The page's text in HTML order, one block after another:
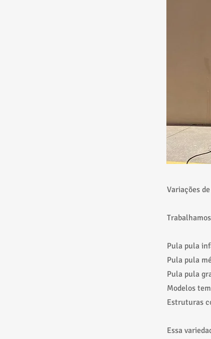
Variações
Pula pula
Pula pula
Pula pula
Modelos
Estruturas
Essa